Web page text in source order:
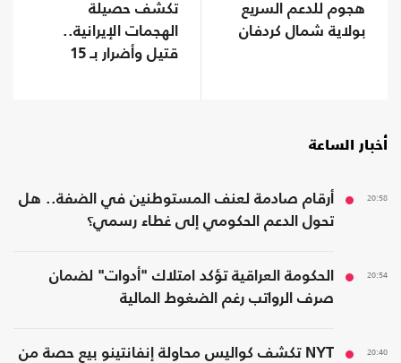
هجوم للدعم السريع
بولاية شمال كردفان
تكشف حصيلة
الهجمات الإيرانية..
قتيل وأضرار بـ 15
أخبار الساعة
20:58
أرقام صادمة لعنف المستوطنين في الضفة.. هل
تحول الدعم الحكومي إلى غطاء رسمي؟
20:54
الحكومة العراقية تؤكد امتلاك "أدوات" لضمان
صرف الرواتب رغم الضغوط المالية
20:40
NYT تكشف كواليس محاولة إنفانتينو بيع حصة من